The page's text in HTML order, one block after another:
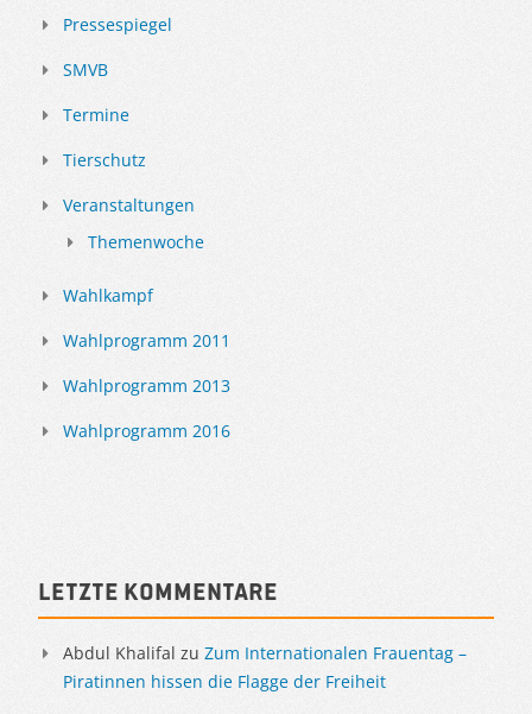
Pressespiegel
SMVB
Termine
Tierschutz
Veranstaltungen
Themenwoche
Wahlkampf
Wahlprogramm 2011
Wahlprogramm 2013
Wahlprogramm 2016
Letzte Kommentare
Abdul Khalifal zu Zum Internationalen Frauentag –
Piratinnen hissen die Flagge der Freiheit